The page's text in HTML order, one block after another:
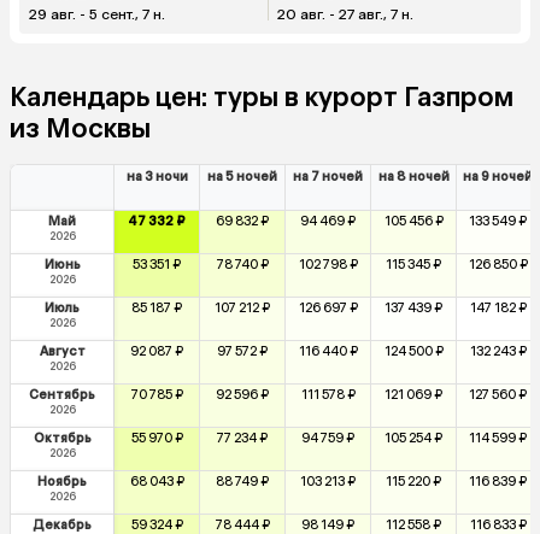
29 авг. - 5 сент., 7 н. 20 авг. - 27 авг., 7 н.
Календарь цен: туры в курорт Газпром
из Москвы
на 3 ночи на 5 ночей на 7 ночей на 8 ночей на 9 ночей
Май
2026
47 332 ₽ 69 832 ₽ 94 469 ₽ 105 456 ₽ 133 549 ₽
Июнь
2026
53 351 ₽ 78 740 ₽ 102 798 ₽ 115 345 ₽ 126 850 ₽
Июль
2026
85 187 ₽ 107 212 ₽ 126 697 ₽ 137 439 ₽ 147 182 ₽
Август
2026
92 087 ₽ 97 572 ₽ 116 440 ₽ 124 500 ₽ 132 243 ₽
Сентябрь
2026
70 785 ₽ 92 596 ₽ 111 578 ₽ 121 069 ₽ 127 560 ₽
Октябрь
2026
55 970 ₽ 77 234 ₽ 94 759 ₽ 105 254 ₽ 114 599 ₽
Ноябрь
2026
68 043 ₽ 88 749 ₽ 103 213 ₽ 115 220 ₽ 116 839 ₽
Декабрь 59 324 ₽ 78 444 ₽ 98 149 ₽ 112 558 ₽ 116 833 ₽